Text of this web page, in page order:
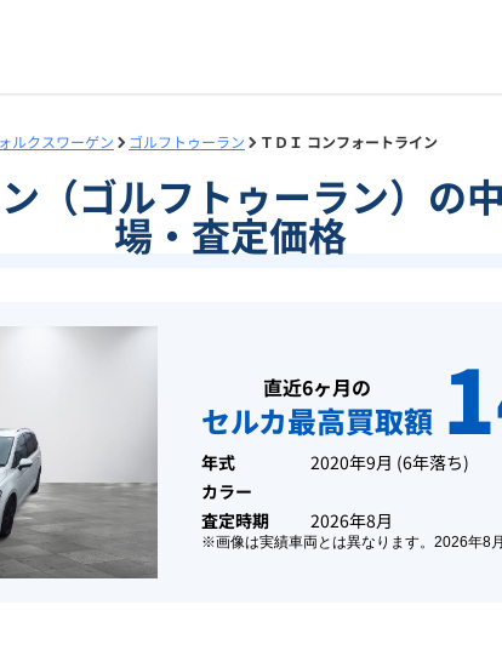
ルクスワーゲン ゴルフトゥーラン ＴＤＩ コンフォートライン
（ゴルフトゥーラン）の
場・査定価格
直近6ヶ月の
セルカ最高買取額
年式 2020年9月 (6年落ち)
カラー
査定時期
2026年8月
※画像は実績車両とは異なります。 2026年8